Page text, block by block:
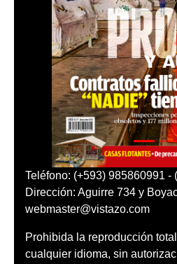
Teléfono: (+593) 985860991 -
Dirección: Aguirre 734 y
webmaster@vistazo.com
Prohibida la reproducción
cualquier idioma, sin